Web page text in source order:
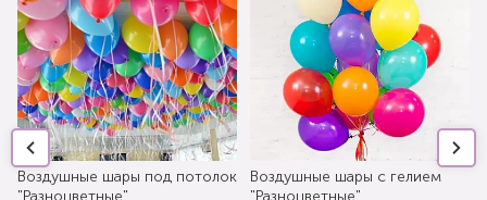
Воздушные шары под потолок
"Разноцветные"
Воздушные шары с гелием
"Разноцветные"